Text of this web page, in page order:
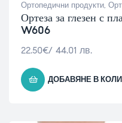
Ортопедични продукти,
Ортеза за глезен с
W606
22.50€/ 44.01 лв.
ДОБАВЯНЕ В